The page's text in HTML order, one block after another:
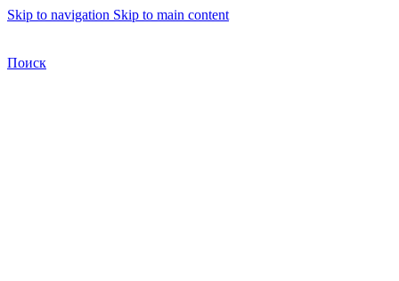
Skip to navigation Skip to main content
Поиск